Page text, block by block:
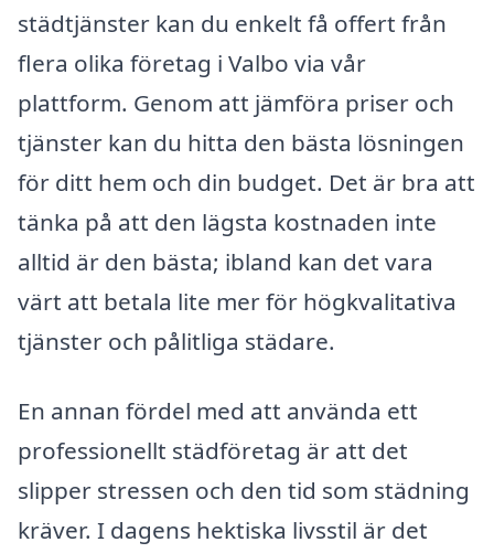
städtjänster kan du enkelt få offert från
flera olika företag i Valbo via vår
plattform. Genom att jämföra priser och
tjänster kan du hitta den bästa lösningen
för ditt hem och din budget. Det är bra att
tänka på att den lägsta kostnaden inte
alltid är den bästa; ibland kan det vara
värt att betala lite mer för högkvalitativa
tjänster och pålitliga städare.
En annan fördel med att använda ett
professionellt städföretag är att det
slipper stressen och den tid som städning
kräver. I dagens hektiska livsstil är det